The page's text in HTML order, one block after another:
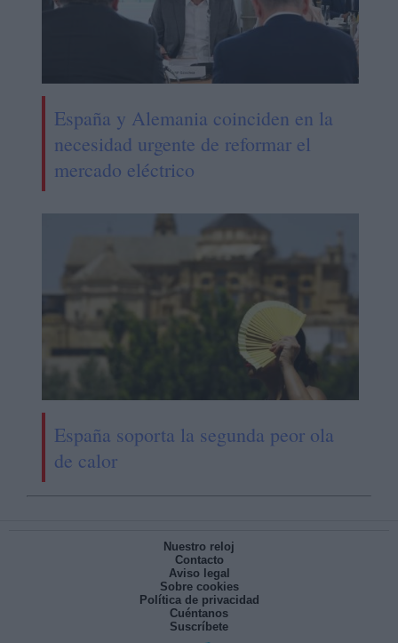
España y Alemania coinciden en la
necesidad urgente de reformar el
mercado eléctrico
España soporta la segunda peor ola
de calor
Nuestro reloj
Contacto
Aviso legal
Sobre cookies
Política de privacidad
Cuéntanos
Suscríbete